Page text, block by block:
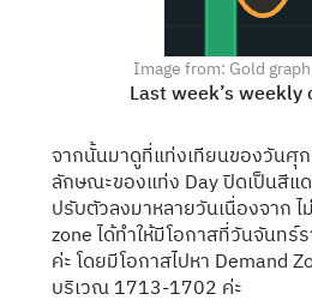
Image from: Gold
Last week’s
จากนั้นมาดูที่แท่งเทียนของวันศุ
ลักษณะของแท่ง Day ปิดเป็นสีแ
ปรับตัวลงมาหลายวันเนื่องจาก
zone ได้ทำให้มีโอกาสที่วันจันทร์
ค่ะ โดยมีโอกาสไปหา Demand
บริเวณ 1713-1702 ค่ะ